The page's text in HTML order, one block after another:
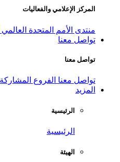
المركز الإعلامي والفعاليات
منتدى الأمم المتحدة العالمي
تواصل معنا
تواصل معنا
تواصل معنا الفروع المشاركة
المزيد
الرئيسية
الرئيسية
الهيئة